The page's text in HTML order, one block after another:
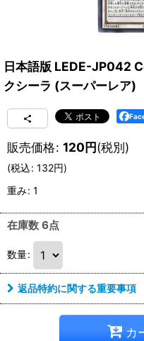
日本語版 LEDE-JP042
クシーラ (スーパーレア)
販売価格: 120円(税別)
(税込: 132円)
重み: 1
在庫数 6点
数量:
返品特約に関する重要事項
カ